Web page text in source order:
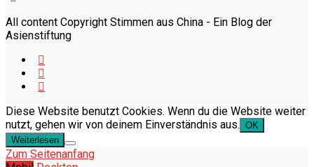
All content Copyright Stimmen aus China - Ein Blog der
Asienstiftung
Diese Website benutzt Cookies. Wenn du die Website weiter
nutzt, gehen wir von deinem Einverständnis aus. OK
Weiterlesen
Zum Seitenanfang